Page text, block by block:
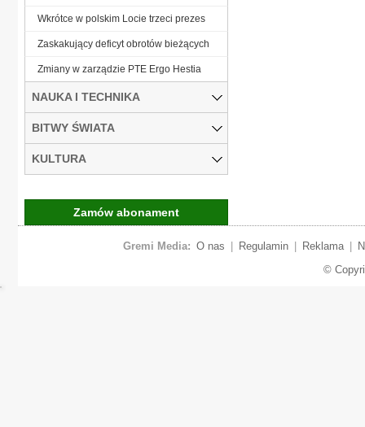
Wkrótce w polskim Locie trzeci prezes
Zaskakujący deficyt obrotów bieżących
Zmiany w zarządzie PTE Ergo Hestia
NAUKA I TECHNIKA
BITWY ŚWIATA
KULTURA
Zamów abonament
Gremi Media: O nas Regulamin Reklama
©